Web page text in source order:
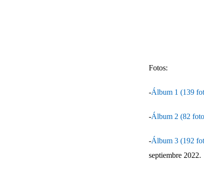
Fotos:
-Álbum 1 (139
-Álbum 2 (82
-Álbum 3 (192
septiembre 2022.